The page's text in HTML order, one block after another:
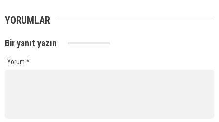
YORUMLAR
Bir yanıt yazın
Yorum *